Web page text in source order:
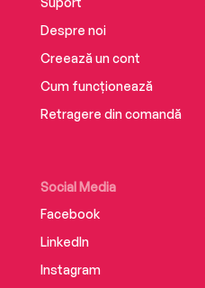
Despre noi
Creează un cont
Cum funcționează
Retragere din comandă
Social Media
Facebook
LinkedIn
Instagram